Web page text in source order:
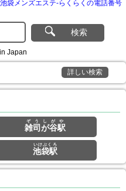
池袋メンズエステ-らくらくの電話番号
検索
Japan
詳しい検索
雑司が谷駅
ぞうしがや
池袋駅
いけぶくろ